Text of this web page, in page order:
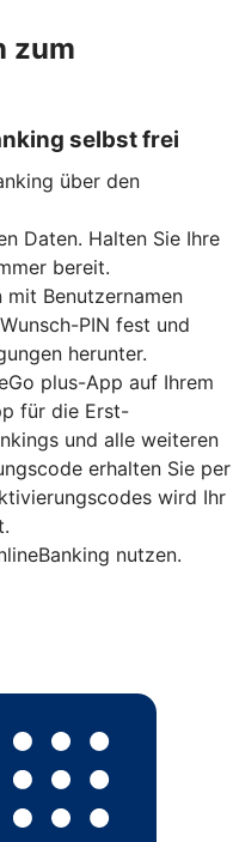
zum
selbst frei
über den
Daten. Halten Sie Ihre
bereit.
mit Benutzernamen
PIN fest und
herunter.
plus-App auf Ihrem
für die Erst-
und alle weiteren
erhalten Sie per
wird Ihr
nutzen.